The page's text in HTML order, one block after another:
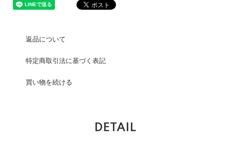
返品について
特定商取引法に基づく表記
買い物を続ける
DETAIL